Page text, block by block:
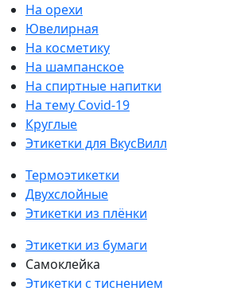
На орехи
Ювелирная
На косметику
На шампанское
На спиртные напитки
На тему Covid-19
Круглые
Этикетки для ВкусВилл
Термоэтикетки
Двухслойные
Этикетки из плёнки
Этикетки из бумаги
Самоклейка
Этикетки с тиснением